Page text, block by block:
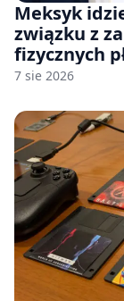
Meksyk
związku z
fizycznych
7 sie 2026